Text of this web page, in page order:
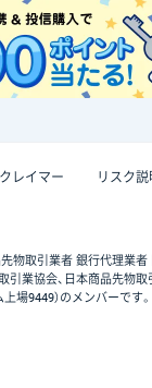
レイマー リスク説
物取引業者 銀行代理業
引業協会、日本商品先物取
場9449）のメンバーです。